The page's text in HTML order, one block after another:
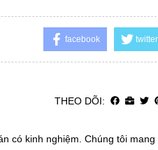
facebook twitter
THEO DÕI:
có kinh nghiệm. Chúng tôi mang